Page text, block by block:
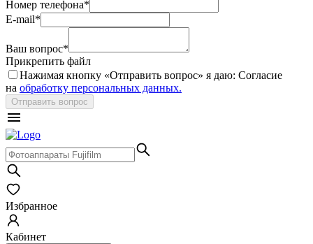
Номер телефона*
E-mail*
Ваш вопрос*
Прикрепить файл
Нажимая кнопку «Отправить вопрос» я даю: Согласие
на обработку персональных данных.
Отправить вопрос
Избранное
Кабинет